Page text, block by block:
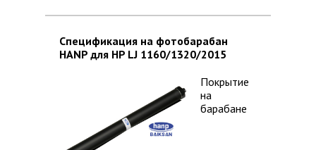
Спецификация на фотобарабан
HANP для HP LJ 1160/1320/2015
Покрытие
на
барабане